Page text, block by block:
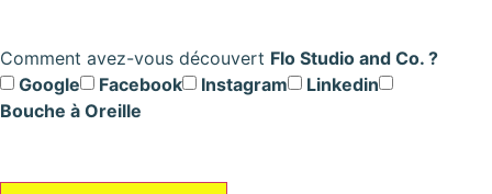
Comment avez-vous découvert Flo Studio and Co. ?
Google
Facebook Instagram
Linkedin
Bouche à Oreille